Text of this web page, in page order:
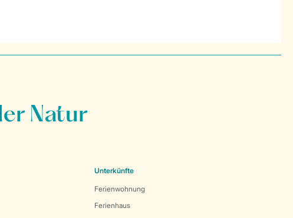
Natur
Unterkünfte
Ferienwohnung
Ferienhaus